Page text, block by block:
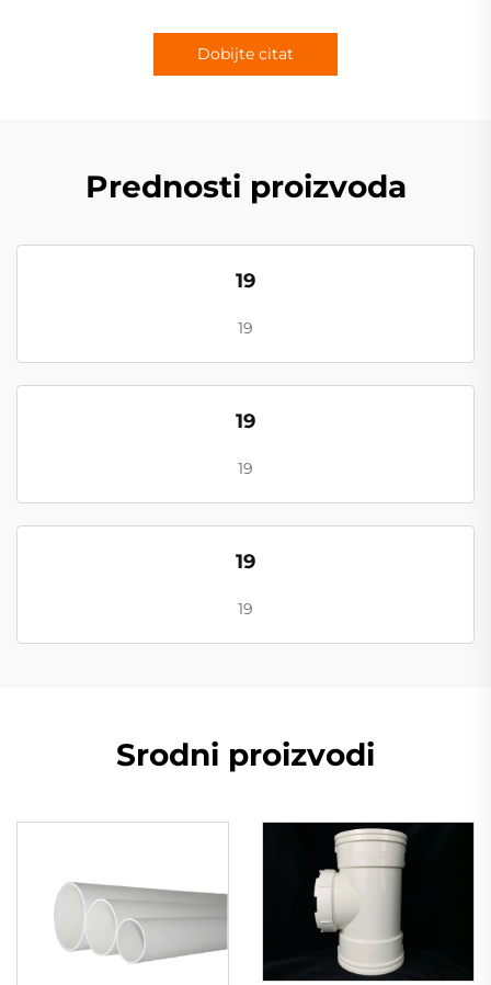
Dobijte citat
Prednosti proizvoda
19
19
19
19
19
19
Srodni proizvodi